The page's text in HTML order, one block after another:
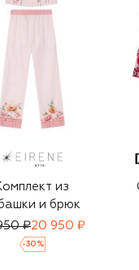
из
и брюк
₽20 950 ₽
-30 %